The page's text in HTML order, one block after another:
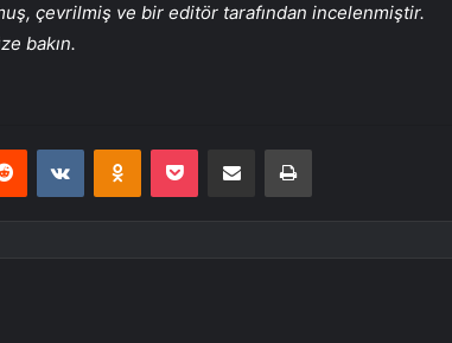
çevrilmiş ve bir editör tarafından incelenmiştir.
bakın.
Reddit VKontakteOdnoklassniki
Pocket E-Posta ile paylaş Yazdır